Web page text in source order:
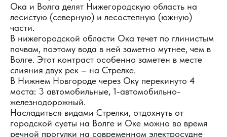
Ока и Волга делят Нижегородскую область на
лесистую (северную) и лесостепную (южную)
части.
В нижегородской области Ока течет по глинистым
почвам, поэтому вода в ней заметно мутнее, чем в
Волге. Этот контраст особенно заметен в месте
слияния двух рек – на Стрелке.
В Нижнем Новгороде через Оку перекинуто 4
моста: 3 автомобильные, 1-автомобильно-
железнодорожный.
Насладиться видами Стрелки, отдохнуть от
городской суеты на Волге и Оке можно во время
речной прогулки на современном электросудне